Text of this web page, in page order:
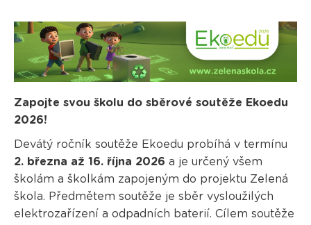
Zapojte svou školu do sběrové soutěže Ekoedu
2026!
Devátý ročník soutěže Ekoedu probíhá v termínu
2. března až 16. října 2026 a je určený všem
školám a školkám zapojeným do projektu Zelená
škola. Předmětem soutěže je sběr vysloužilých
elektrozařízení a odpadních baterií. Cílem soutěže